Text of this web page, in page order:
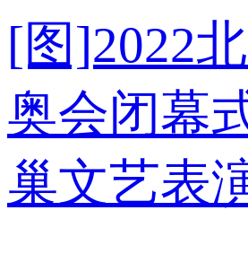
[图]2022
奥会闭幕
巢文艺表